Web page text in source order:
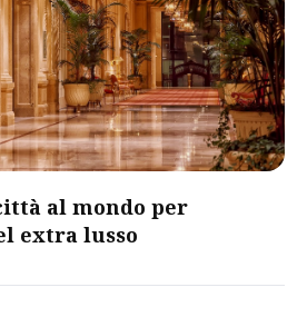
al mondo per
extra lusso